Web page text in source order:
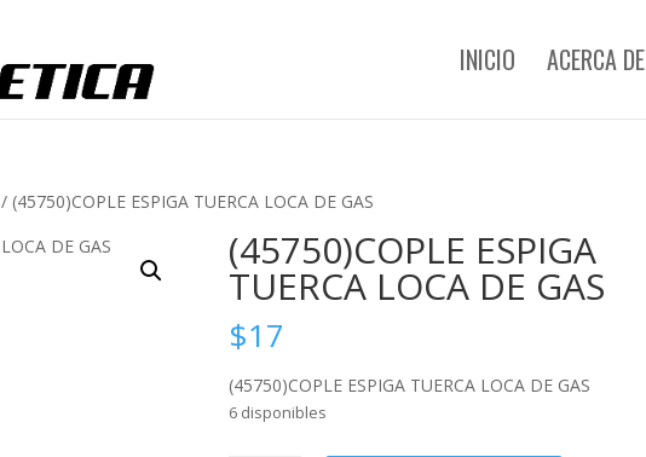
INICIO ACERCA DE
/ (45750)COPLE ESPIGA TUERCA LOCA DE GAS
(45750)COPLE ESPIGA
TUERCA LOCA DE GAS
$17
(45750)COPLE ESPIGA TUERCA LOCA DE GAS
6 disponibles